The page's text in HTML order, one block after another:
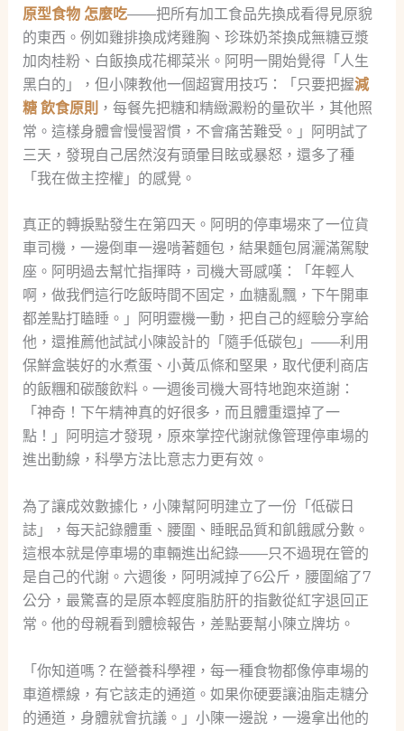
原型食物 怎麼吃——把所有加工食品先換成看得見原貌
的東西。例如雞排換成烤雞胸、珍珠奶茶換成無糖豆漿
加肉桂粉、白飯換成花椰菜米。阿明一開始覺得「人生
黑白的」，但小陳教他一個超實用技巧：「只要把握減
糖 飲食原則 ，每餐先把糖和精緻澱粉的量砍半，其他照
常。這樣身體會慢慢習慣，不會痛苦難受。」阿明試了
三天，發現自己居然沒有頭暈目眩或暴怒，還多了種
「我在做主控權」的感覺。
真正的轉捩點發生在第四天。阿明的停車場來了一位貨
車司機，一邊倒車一邊啃著麵包，結果麵包屑灑滿駕駛
座。阿明過去幫忙指揮時，司機大哥感嘆：「年輕人
啊，做我們這行吃飯時間不固定，血糖亂飄，下午開車
都差點打瞌睡。」阿明靈機一動，把自己的經驗分享給
他，還推薦他試試小陳設計的「隨手低碳包」——利用
保鮮盒裝好的水煮蛋、小黃瓜條和堅果，取代便利商店
的飯糰和碳酸飲料。一週後司機大哥特地跑來道謝：
「神奇！下午精神真的好很多，而且體重還掉了一
點！」阿明這才發現，原來掌控代謝就像管理停車場的
進出動線，科學方法比意志力更有效。
為了讓成效數據化，小陳幫阿明建立了一份「低碳日
誌」，每天記錄體重、腰圍、睡眠品質和飢餓感分數。
這根本就是停車場的車輛進出紀錄——只不過現在管的
是自己的代謝。六週後，阿明減掉了6公斤，腰圍縮了7
公分，最驚喜的是原本輕度脂肪肝的指數從紅字退回正
常。他的母親看到體檢報告，差點要幫小陳立牌坊。
「你知道嗎？在營養科學裡，每一種食物都像停車場的
車道標線，有它該走的通道。如果你硬要讓油脂走糖分
的通道，身體就會抗議。」小陳一邊說，一邊拿出他的